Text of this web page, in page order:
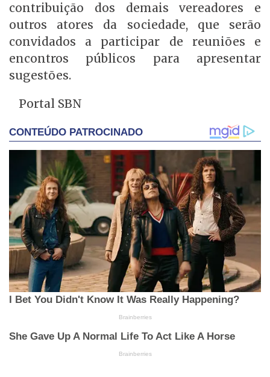
contribuição dos demais vereadores e
outros atores da sociedade, que serão
convidados a participar de reuniões e
encontros públicos para apresentar
sugestões.
Portal SBN